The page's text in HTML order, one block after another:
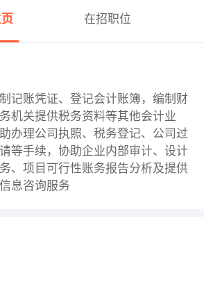
在招职位
记账凭证、登记会计账簿，编制财
机关提供税务资料等其他会计业
办理公司执照、税务登记、公司过
等手续，协助企业内部审计、设计
、项目可行性账务报告分析及提供
息咨询服务